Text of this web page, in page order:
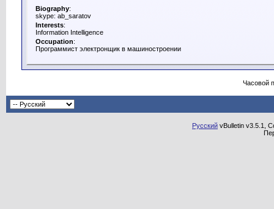
Biography:
skype: ab_saratov
Interests:
Information Intelligence
Occupation:
Программист электронщик в машиностроении
Часовой
Русский vBulletin v3.5.1,